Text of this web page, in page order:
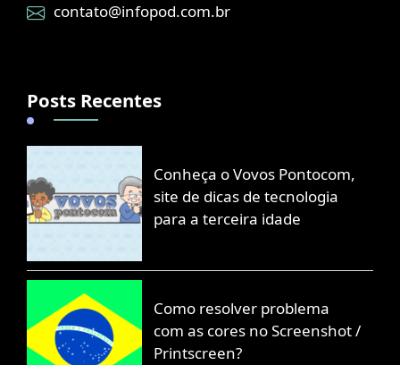
contato@infopod.com.br
Posts Recentes
Conheça o Vovos Pontocom,
site de dicas de tecnologia
para a terceira idade
Como resolver problema
com as cores no Screenshot /
Printscreen?